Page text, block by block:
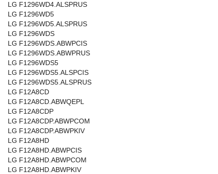
LG F1296WD4.ALSPRUS
LG F1296WD5
LG F1296WD5.ALSPRUS
LG F1296WDS
LG F1296WDS.ABWPCIS
LG F1296WDS.ABWPRUS
LG F1296WDS5
LG F1296WDS5.ALSPCIS
LG F1296WDS5.ALSPRUS
LG F12A8CD
LG F12A8CD.ABWQEPL
LG F12A8CDP
LG F12A8CDP.ABWPCOM
LG F12A8CDP.ABWPKIV
LG F12A8HD
LG F12A8HD.ABWPCIS
LG F12A8HD.ABWPCOM
LG F12A8HD.ABWPKIV